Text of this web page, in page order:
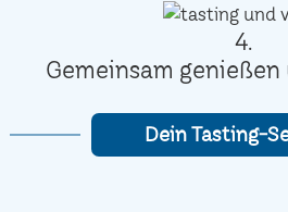
4.
Gemeinsam
Dein Tasting-